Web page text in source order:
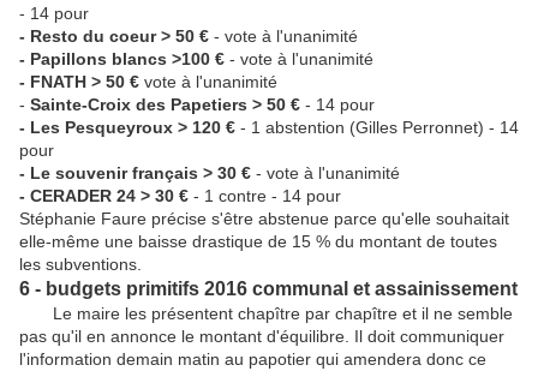
- 14 pour
- Resto du coeur > 50 € - vote à l'unanimité
- Papillons blancs >100 € - vote à l'unanimité
- FNATH > 50 € vote à l'unanimité
- Sainte-Croix des Papetiers > 50 € - 14 pour
- Les Pesqueyroux > 120 € - 1 abstention (Gilles Perronnet) - 14
pour
- Le souvenir français > 30 € - vote à l'unanimité
- CERADER 24 > 30 € - 1 contre - 14 pour
Stéphanie Faure précise s'être abstenue parce qu'elle souhaitait
elle-même une baisse drastique de 15 % du montant de toutes
les subventions.
6 - budgets primitifs 2016 communal et assainissement
Le maire les présentent chapître par chapître et il ne semble
pas qu'il en annonce le montant d'équilibre. Il doit communiquer
l'information demain matin au papotier qui amendera donc ce